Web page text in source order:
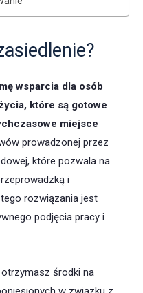
wsparcia dla osób
które są gotowe
miejsce
prowadzonej przez
które pozwala na
i
rozwiązania jest
podjęcia pracy i
środki na